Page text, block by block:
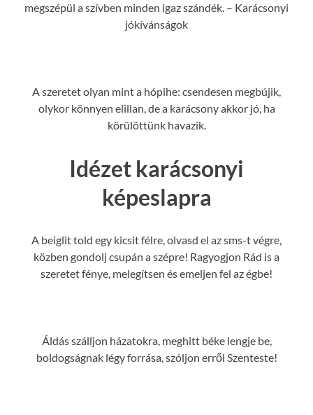
megszépül a szívben minden igaz szándék. – Karácsonyi
jókívánságok
A szeretet olyan mint a hópihe: csendesen megbújik,
olykor könnyen elillan, de a karácsony akkor jó, ha
körülöttünk havazik.
Idézet karácsonyi
képeslapra
A beiglit told egy kicsit félre, olvasd el az sms-t végre,
közben gondolj csupán a szépre! Ragyogjon Rád is a
szeretet fénye, melegítsen és emeljen fel az égbe!
Áldás szálljon házatokra, meghitt béke lengje be,
boldogságnak légy forrása, szóljon erről Szenteste!